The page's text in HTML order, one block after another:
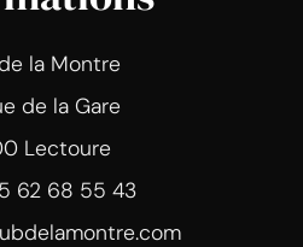
la Montre
de la Gare
Lectoure
62 68 55 43